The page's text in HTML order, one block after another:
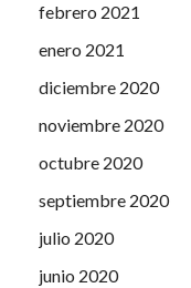
febrero 2021
enero 2021
diciembre 2020
noviembre 2020
octubre 2020
septiembre 2020
julio 2020
junio 2020